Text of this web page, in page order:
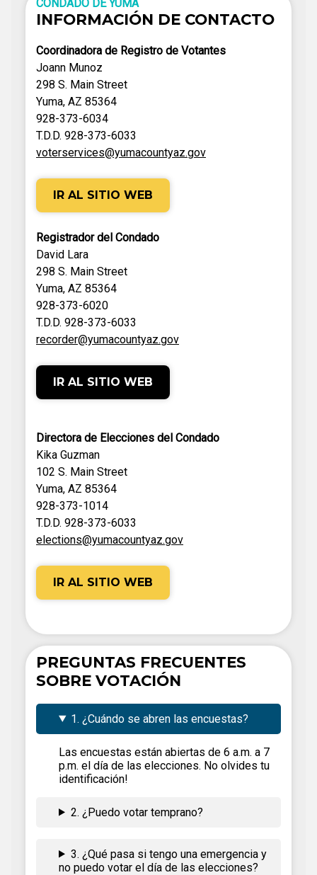
CONDADO DE YUMA
INFORMACIÓN DE CONTACTO
Coordinadora de Registro de Votantes
Joann Munoz
298 S. Main Street
Yuma, AZ 85364
928-373-6034
T.D.D. 928-373-6033
voterservices@yumacountyaz.gov
IR AL SITIO WEB
Registrador del Condado
David Lara
298 S. Main Street
Yuma, AZ 85364
928-373-6020
T.D.D. 928-373-6033
recorder@yumacountyaz.gov
IR AL SITIO WEB
Directora de Elecciones del Condado
Kika Guzman
102 S. Main Street
Yuma, AZ 85364
928-373-1014
T.D.D. 928-373-6033
elections@yumacountyaz.gov
IR AL SITIO WEB
PREGUNTAS FRECUENTES
SOBRE VOTACIÓN
1. ¿Cuándo se abren las encuestas?
Las encuestas están abiertas de 6 a.m. a 7
p.m. el día de las elecciones. No olvides tu
identificación!
2. ¿Puedo votar temprano?
3. ¿Qué pasa si tengo una emergencia y
no puedo votar el día de las elecciones?